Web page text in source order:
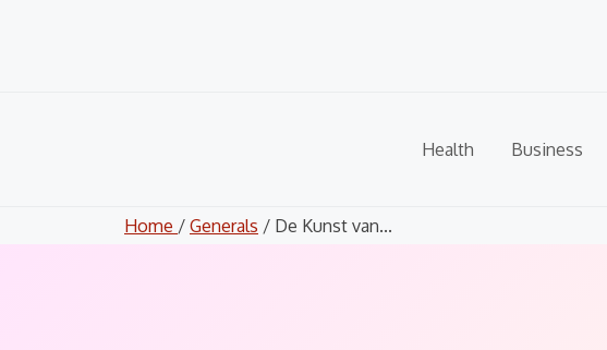
Health Business
Home / Generals / De Kunst van...